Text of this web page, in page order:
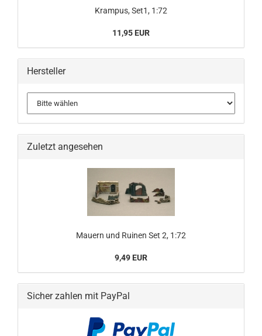
Krampus, Set1, 1:72
11,95 EUR
Hersteller
Zuletzt angesehen
Mauern und Ruinen Set 2, 1:72
9,49 EUR
Sicher zahlen mit PayPal